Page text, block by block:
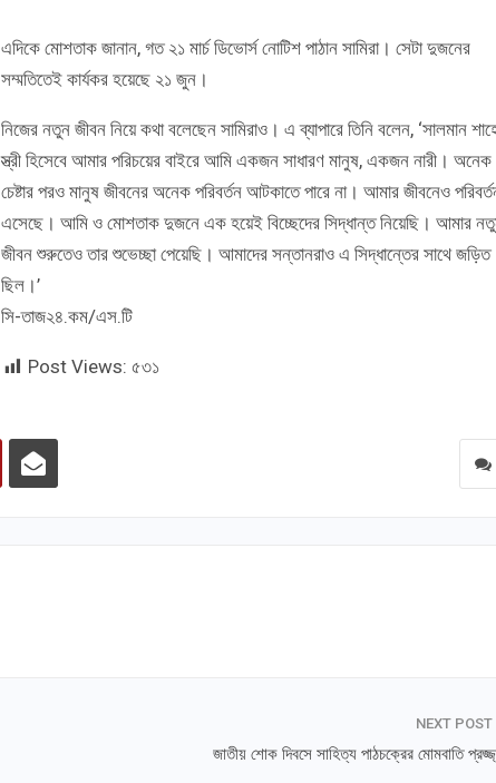
এদিকে মোশতাক জানান, গত ২১ মার্চ ডিভোর্স নোটিশ পাঠান সামিরা। সেটা দুজনের
সম্মতিতেই কার্যকর হয়েছে ২১ জুন।
নিজের নতুন জীবন নিয়ে কথা বলেছেন সামিরাও। এ ব্যাপারে তিনি বলেন, ‘সালমান
স্ত্রী হিসেবে আমার পরিচয়ের বাইরে আমি একজন সাধারণ মানুষ, একজন নারী। অনেক
চেষ্টার পরও মানুষ জীবনের অনেক পরিবর্তন আটকাতে পারে না। আমার জীবনেও
এসেছে। আমি ও মোশতাক দুজনে এক হয়েই বিচ্ছেদের সিদ্ধান্ত নিয়েছি। আমার
জীবন শুরুতেও তার শুভেচ্ছা পেয়েছি। আমাদের সন্তানরাও এ সিদ্ধান্তের সাথে জড়িত
ছিল।’
সি-তাজ২৪.কম/এস.টি
Post Views: ৫৩১
NEXT POST
জাতীয় শোক দিবসে সাহিত্য পাঠচক্রের মোমবাতি